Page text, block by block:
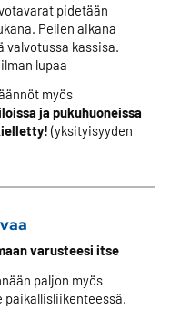
pidetään
Pelien aikana
kassisa.
lupaa
myös
ja pukuhuoneissa
(yksityisyyden
varusteesi itse
paljon myös